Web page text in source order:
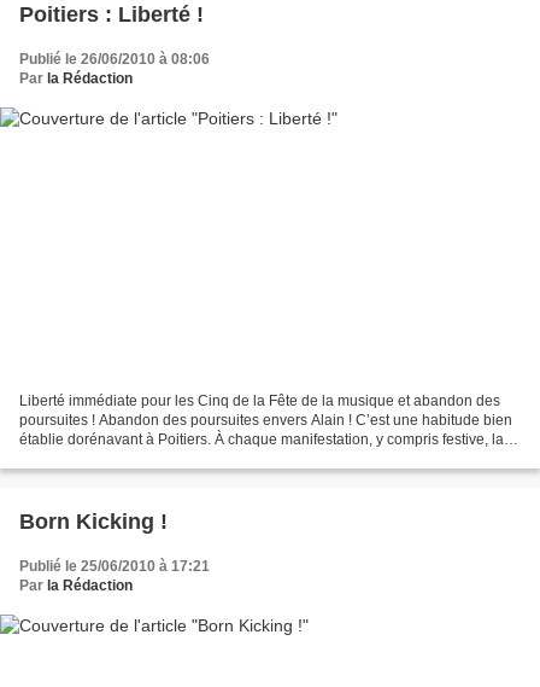
Poitiers : Liberté !
Publié le 26/06/2010 à 08:06
Par la Rédaction
Liberté immédiate pour les Cinq de la Fête de la musique et abandon des
poursuites ! Abandon des poursuites envers Alain ! C’est une habitude bien
établie dorénavant à Poitiers. À chaque manifestation, y compris festive, la
Born Kicking !
Publié le 25/06/2010 à 17:21
Par la Rédaction